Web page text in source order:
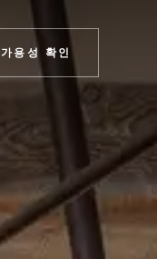
가용성 확인